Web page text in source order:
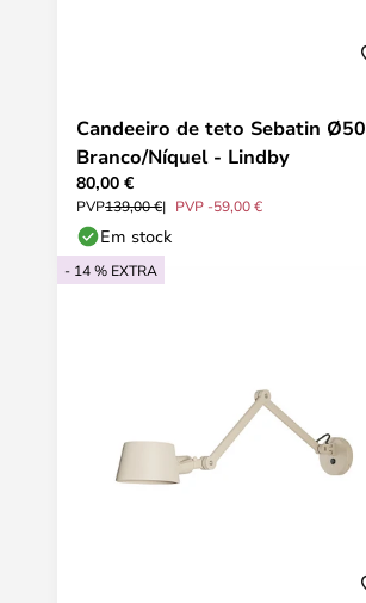
Candeeiro de teto Sebatin Ø50
Branco/Níquel - Lindby
80,00 €
PVP139,00 € PVP -59,00 €
Em stock
- 14 % EXTRA